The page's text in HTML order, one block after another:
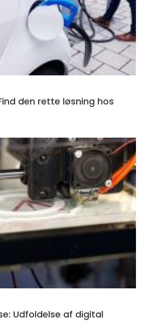
den rette løsning hos
Udfoldelse af digital